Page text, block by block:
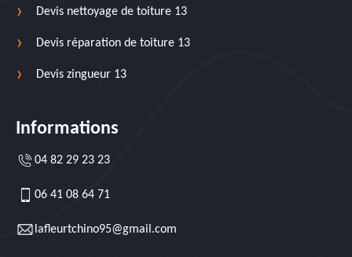
Devis nettoyage de toiture 13
Devis réparation de toiture 13
Devis zingueur 13
Informations
04 82 29 23 23
06 41 08 64 71
lafleurtchino95@gmail.com